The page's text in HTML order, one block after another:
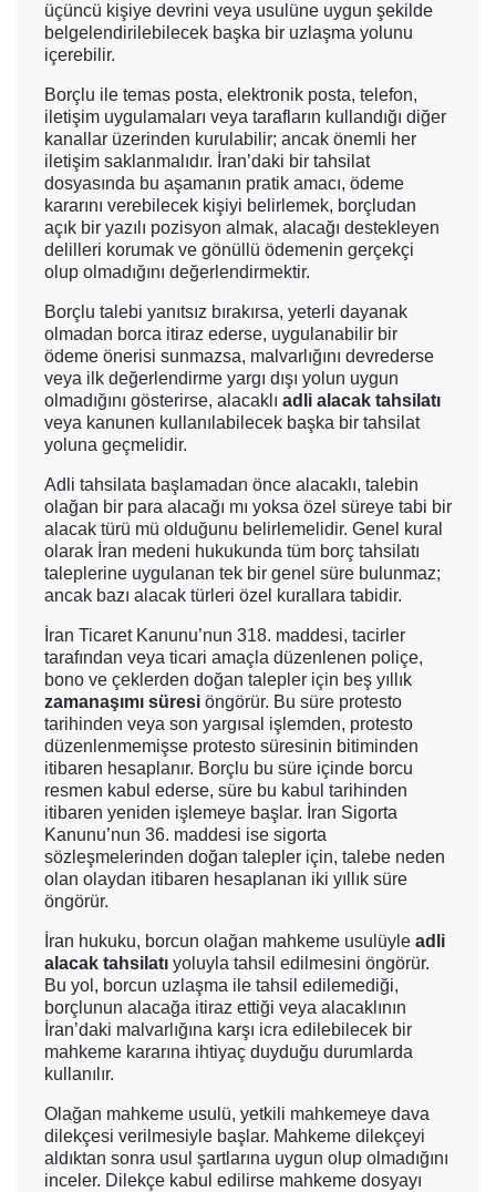
üçüncü kişiye devrini veya usulüne uygun şekilde
belgelendirilebilecek başka bir uzlaşma yolunu
içerebilir.
Borçlu ile temas posta, elektronik posta, telefon,
iletişim uygulamaları veya tarafların kullandığı diğer
kanallar üzerinden kurulabilir; ancak önemli her
iletişim saklanmalıdır. İran’daki bir tahsilat
dosyasında bu aşamanın pratik amacı, ödeme
kararını verebilecek kişiyi belirlemek, borçludan
açık bir yazılı pozisyon almak, alacağı destekleyen
delilleri korumak ve gönüllü ödemenin gerçekçi
olup olmadığını değerlendirmektir.
Borçlu talebi yanıtsız bırakırsa, yeterli dayanak
olmadan borca itiraz ederse, uygulanabilir bir
ödeme önerisi sunmazsa, malvarlığını devrederse
veya ilk değerlendirme yargı dışı yolun uygun
olmadığını gösterirse, alacaklı adli alacak tahsilatı
veya kanunen kullanılabilecek başka bir tahsilat
yoluna geçmelidir.
Adli tahsilata başlamadan önce alacaklı, talebin
olağan bir para alacağı mı yoksa özel süreye tabi bir
alacak türü mü olduğunu belirlemelidir. Genel kural
olarak İran medeni hukukunda tüm borç tahsilatı
taleplerine uygulanan tek bir genel süre bulunmaz;
ancak bazı alacak türleri özel kurallara tabidir.
İran Ticaret Kanunu’nun 318. maddesi, tacirler
tarafından veya ticari amaçla düzenlenen poliçe,
bono ve çeklerden doğan talepler için beş yıllık
zamanaşımı süresi öngörür. Bu süre protesto
tarihinden veya son yargısal işlemden, protesto
düzenlenmemişse protesto süresinin bitiminden
itibaren hesaplanır. Borçlu bu süre içinde borcu
resmen kabul ederse, süre bu kabul tarihinden
itibaren yeniden işlemeye başlar. İran Sigorta
Kanunu’nun 36. maddesi ise sigorta
sözleşmelerinden doğan talepler için, talebe neden
olan olaydan itibaren hesaplanan iki yıllık süre
öngörür.
İran hukuku, borcun olağan mahkeme usulüyle adli
alacak tahsilatı yoluyla tahsil edilmesini öngörür.
Bu yol, borcun uzlaşma ile tahsil edilemediği,
borçlunun alacağa itiraz ettiği veya alacaklının
İran’daki malvarlığına karşı icra edilebilecek bir
mahkeme kararına ihtiyaç duyduğu durumlarda
kullanılır.
Olağan mahkeme usulü, yetkili mahkemeye dava
dilekçesi verilmesiyle başlar. Mahkeme dilekçeyi
aldıktan sonra usul şartlarına uygun olup olmadığını
inceler. Dilekçe kabul edilirse mahkeme dosyayı